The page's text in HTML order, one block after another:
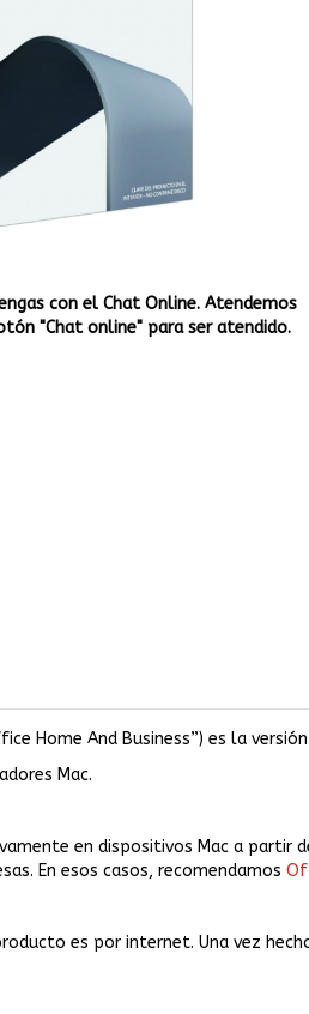
con el Chat Online. Atendemos
"Chat online" para ser atendido.
Home And Business”) es la
Mac.
en dispositivos Mac a partir
En esos casos, recomendamos
es por internet. Una vez